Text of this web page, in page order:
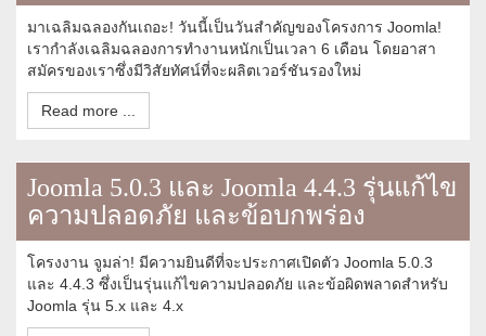
มาเฉลิมฉลองกันเถอะ! วันนี้เป็นวันสำคัญของโครงการ Joomla!
เรากำลังเฉลิมฉลองการทำงานหนักเป็นเวลา 6 เดือน โดยอาสา
สมัครของเราซึ่งมีวิสัยทัศน์ที่จะผลิตเวอร์ชันรองใหม่
Read more ...
Joomla 5.0.3 และ Joomla 4.4.3 รุ่นแก้ไข
ความปลอดภัย และข้อบกพร่อง
โครงงาน จูมล่า! มีความยินดีที่จะประกาศเปิดตัว Joomla 5.0.3
และ 4.4.3 ซึ่งเป็นรุ่นแก้ไขความปลอดภัย และข้อผิดพลาดสำหรับ
Joomla รุ่น 5.x และ 4.x